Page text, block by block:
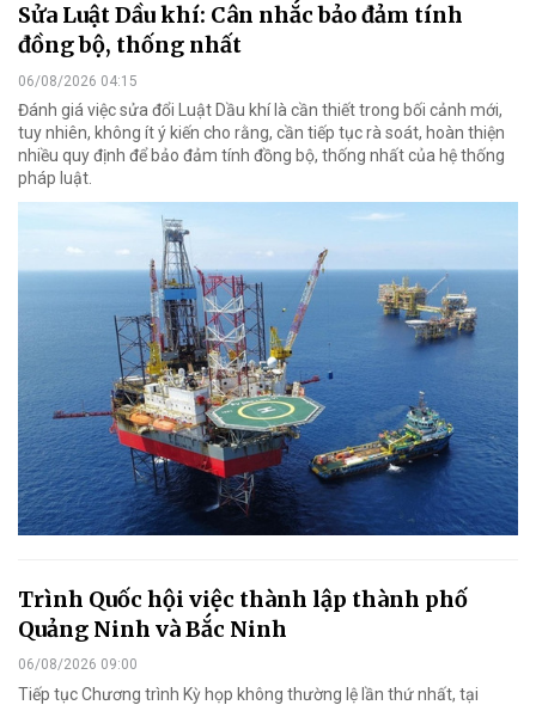
Sửa Luật Dầu khí: Cân nhắc bảo đảm tính
đồng bộ, thống nhất
06/08/2026 04:15
Đánh giá việc sửa đổi Luật Dầu khí là cần thiết trong bối cảnh mới,
tuy nhiên, không ít ý kiến cho rằng, cần tiếp tục rà soát, hoàn thiện
nhiều quy định để bảo đảm tính đồng bộ, thống nhất của hệ thống
pháp luật.
Trình Quốc hội việc thành lập thành phố
Quảng Ninh và Bắc Ninh
06/08/2026 09:00
Tiếp tục Chương trình Kỳ họp không thường lệ lần thứ nhất, tại